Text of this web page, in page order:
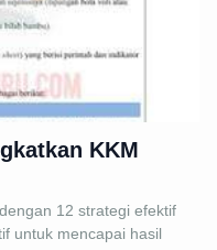
KKM
12 strategi efektif
untuk mencapai hasil